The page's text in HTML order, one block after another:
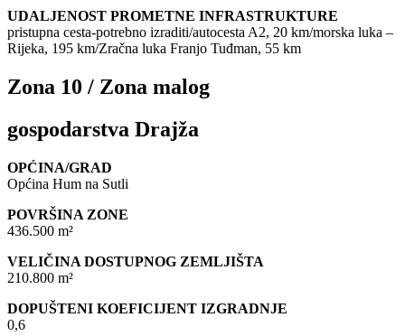
UDALJENOST PROMETNE INFRASTRUKTURE
pristupna cesta-potrebno izraditi/autocesta A2, 20 km/morska luka –
Rijeka, 195 km/Zračna luka Franjo Tuđman, 55 km
Zona 10 / Zona malog
gospodarstva Drajža
OPĆINA/GRAD
Općina Hum na Sutli
POVRŠINA ZONE
436.500 m²
VELIČINA DOSTUPNOG ZEMLJIŠTA
210.800 m²
DOPUŠTENI KOEFICIJENT IZGRADNJE
0,6